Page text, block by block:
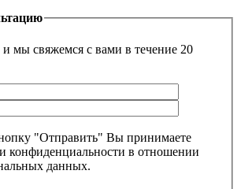
мы свяжемся с вами в течение 20
"Отправить" Вы принимаете
конфиденциальности в отношении
данных.